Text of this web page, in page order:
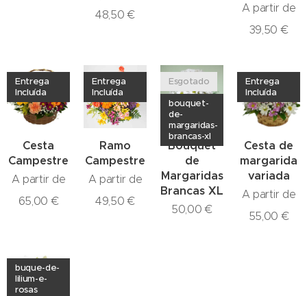
48,50 €
A partir de
39,50 €
Cesta
Campestre
Entrega
Incluída
A partir de
65,00 €
Ramo
Campestre
Entrega
Incluída
A partir de
49,50 €
Bouquet
de
Margaridas
Brancas XL
Esgotado
bouquet-
de-
margaridas-
brancas-xl
50,00 €
Cesta de
margarida
variada
Entrega
Incluída
A partir de
55,00 €
buque-de-
lilium-e-
rosas